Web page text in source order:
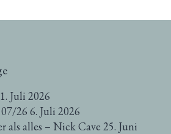
Juli 2026
26 6. Juli 2026
als alles – Nick Cave 25. Juni